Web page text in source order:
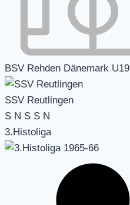
BSV Rehden Dänemark U19
SSV Reutlingen
S N S S N
3.Histoliga